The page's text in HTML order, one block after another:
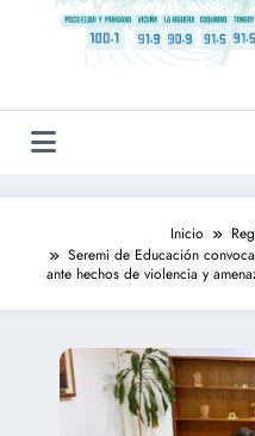
Inicio
Seremi de Educación
ante hechos de violencia y